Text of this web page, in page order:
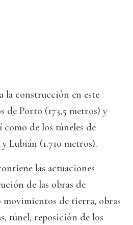
la construcción en este
de Porto (173,5 metros) y
como de los túneles de
Lubián (1.710 metros).
las actuaciones
de las obras de
de tierra, obras
túnel, reposición de los